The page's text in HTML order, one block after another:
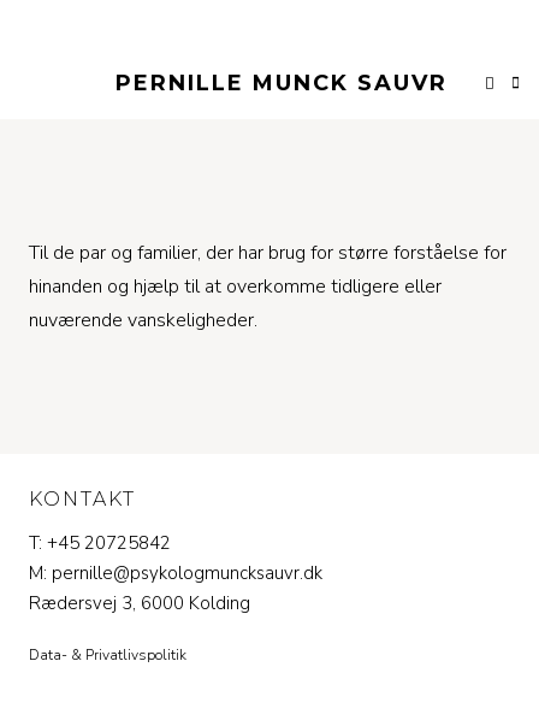
PERNILLE MUNCK SAUVR
Til de par og familier, der har brug for større forståelse for
hinanden og hjælp til at overkomme tidligere eller
nuværende vanskeligheder.
KONTAKT
T: +45 20725842
M: pernille@psykologmuncksauvr.dk
Rædersvej 3, 6000 Kolding
Data- & Privatlivspolitik